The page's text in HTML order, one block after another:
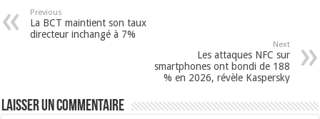
Previous
La BCT maintient son taux
directeur inchangé à 7%
Next
Les attaques NFC sur
smartphones ont bondi de 188
% en 2026, révèle Kaspersky
Laisser un commentaire